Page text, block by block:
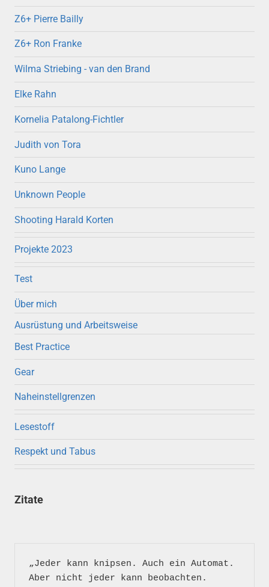
Z6+ Pierre Bailly
Z6+ Ron Franke
Wilma Striebing - van den Brand
Elke Rahn
Kornelia Patalong-Fichtler
Judith von Tora
Kuno Lange
Unknown People
Shooting Harald Korten
Projekte 2023
Test
Über mich
Ausrüstung und Arbeitsweise
Best Practice
Gear
Naheinstellgrenzen
Lesestoff
Respekt und Tabus
Zitate
„Jeder kann knipsen. Auch ein Automat.
Aber nicht jeder kann beobachten.